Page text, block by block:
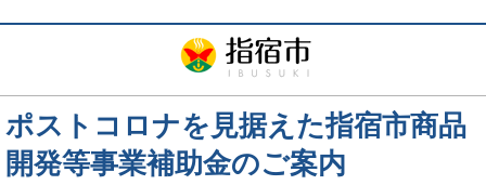
ポストコロナを見据えた指宿市商品
開発等事業補助金のご案内